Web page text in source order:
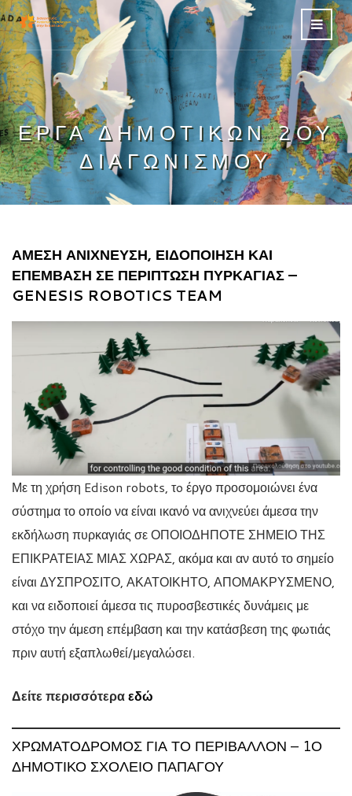
ΈΡΓΑ ΔΗΜΟΤΙΚΏΝ 2ΟΥ
ΔΙΑΓΩΝΙΣΜΟΎ
ΆΜΕΣΗ ΑΝΊΧΝΕΥΣΗ, ΕΙΔΟΠΟΊΗΣΗ ΚΑΙ
ΕΠΈΜΒΑΣΗ ΣΕ ΠΕΡΊΠΤΩΣΗ ΠΥΡΚΑΓΙΆΣ –
GENESIS ROBOTICS TEAM
Με τη χρήση Edison robots, τo έργο προσομοιώνει ένα
σύστημα το οποίο να είναι ικανό να ανιχνεύει άμεσα την
εκδήλωση πυρκαγιάς σε ΟΠΟΙΟΔΗΠΟΤΕ ΣΗΜΕΙΟ ΤΗΣ
ΕΠΙΚΡΑΤΕΙΑΣ ΜΙΑΣ ΧΩΡΑΣ, ακόμα και αν αυτό το σημείο
είναι ΔΥΣΠΡΟΣΙΤΟ, ΑΚΑΤΟΙΚΗΤΟ, ΑΠΟΜΑΚΡΥΣΜΕΝΟ,
και να ειδοποιεί άμεσα τις πυροσβεστικές δυνάμεις με
στόχο την άμεση επέμβαση και την κατάσβεση της φωτιάς
πριν αυτή εξαπλωθεί/μεγαλώσει.
Δείτε περισσότεραεδώ
ΧΡΩΜΑΤΌΔΡΟΜΟΣ ΓΙΑ ΤΟ ΠΕΡΙΒΆΛΛΟΝ – 1Ο
ΔΗΜΟΤΙΚΌ ΣΧΟΛΕΊΟ ΠΑΠΆΓΟΥ